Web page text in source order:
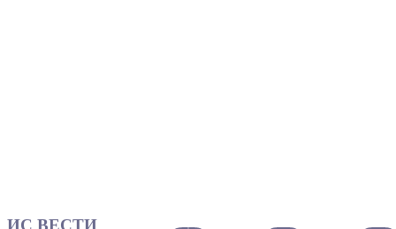
ИС ВЕСТИ